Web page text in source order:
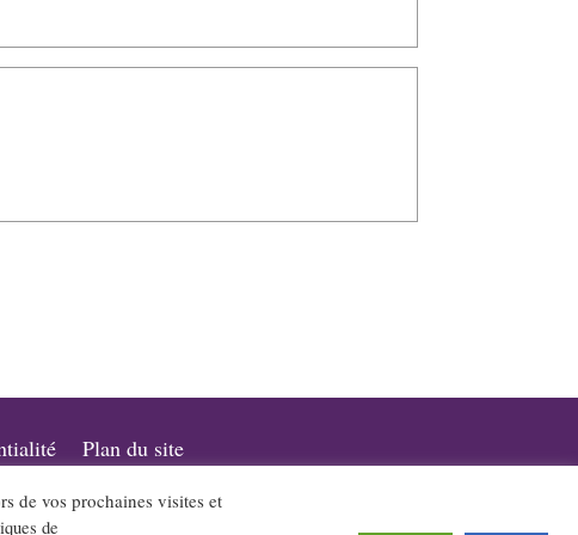
Plan du site
la promotion du jazz dans notre région.
de vos prochaines visites et
de